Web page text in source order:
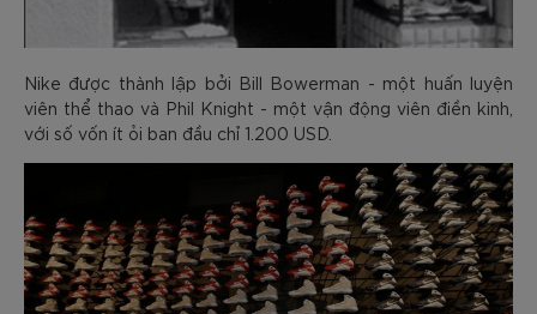
Nike được thành lập bởi Bill Bowerman - một huấn luyện
viên thể thao và Phil Knight - một vận động viên điền kinh,
với số vốn ít ỏi ban đầu chỉ 1.200 USD.